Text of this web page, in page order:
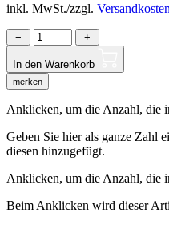
inkl. MwSt./zzgl. Versandkosten
− +
In den Warenkorb
merken
Anklicken, um die Anzahl, die
Geben Sie hier als ganze Zahl
diesen hinzugefügt.
Anklicken, um die Anzahl, die
Beim Anklicken wird dieser